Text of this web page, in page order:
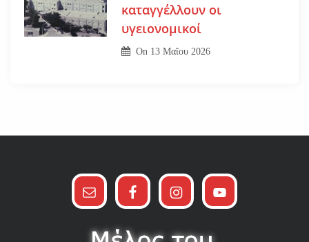
καταγγέλλουν οι
υγειονομικοί
On 13 Μαΐου 2026